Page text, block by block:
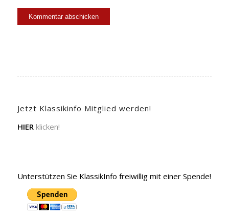
Jetzt Klassikinfo Mitglied werden!
HIERklicken!
Unterstützen Sie KlassikInfo freiwillig mit einer Spende!